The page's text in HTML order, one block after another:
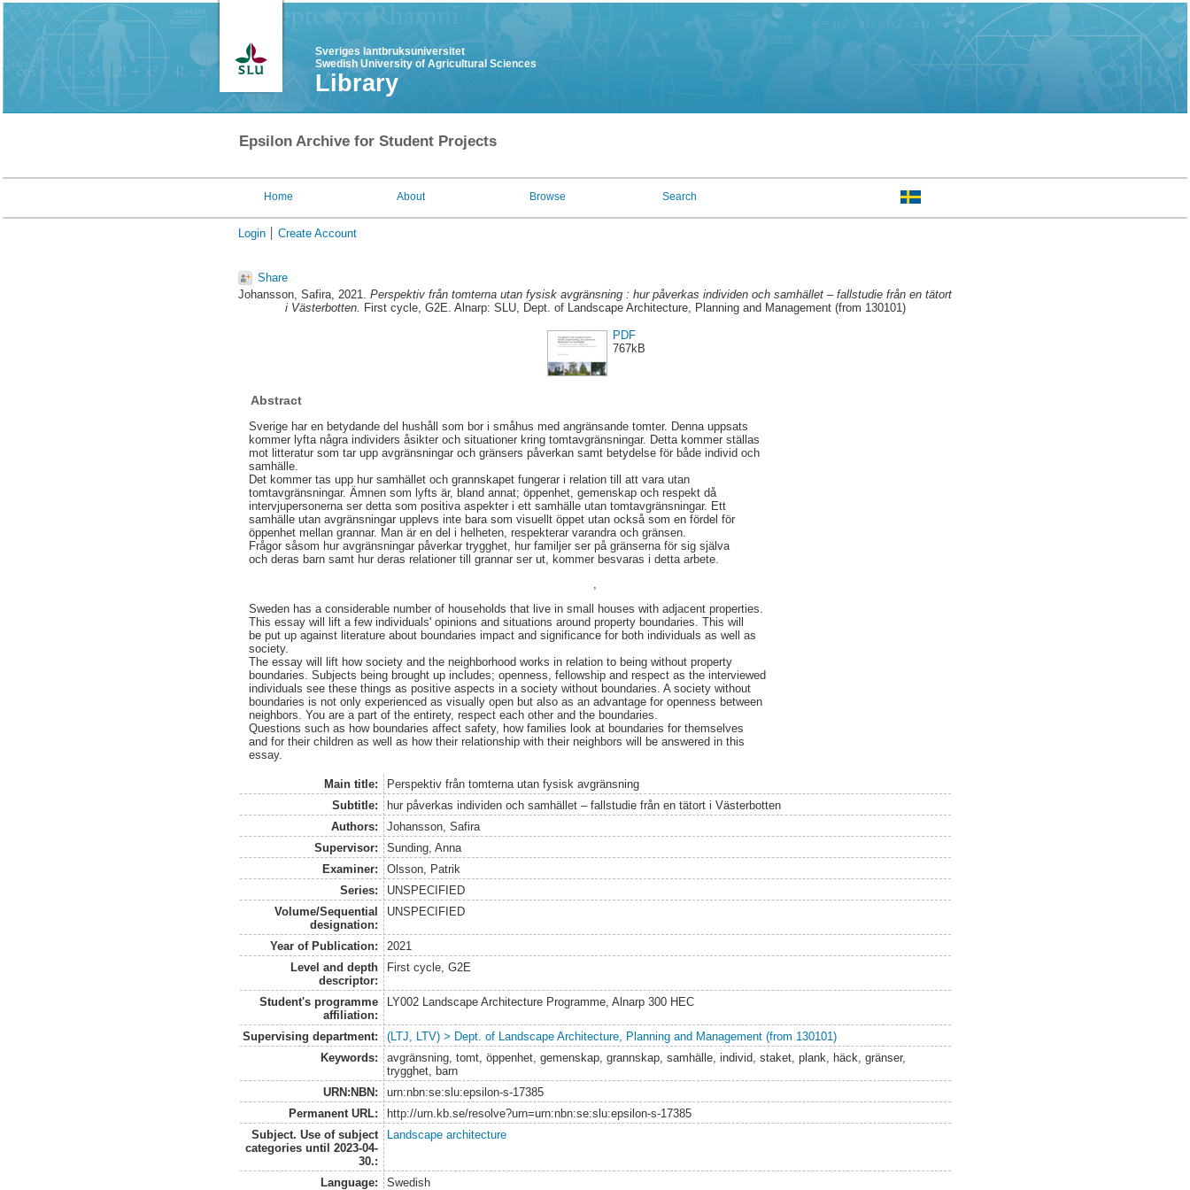
Sveriges lantbruksuniversitet
Swedish University of Agricultural Sciences
Library
Epsilon Archive for Student Projects
Home About Browse Search
Login Create Account
Share
Johansson, Safira, 2021. Perspektiv från tomterna utan fysisk avgränsning : hur påverkas individen och samhället – fallstudie från en tätort
i Västerbotten. First cycle, G2E. Alnarp: SLU, Dept. of Landscape Architecture, Planning and Management (from 130101)
PDF
767kB
Abstract
Sverige har en betydande del hushåll som bor i småhus med angränsande tomter. Denna uppsats
kommer lyfta några individers åsikter och situationer kring tomtavgränsningar. Detta kommer ställas
mot litteratur som tar upp avgränsningar och gränsers påverkan samt betydelse för både individ och
samhälle.
Det kommer tas upp hur samhället och grannskapet fungerar i relation till att vara utan
tomtavgränsningar. Ämnen som lyfts är, bland annat; öppenhet, gemenskap och respekt då
intervjupersonerna ser detta som positiva aspekter i ett samhälle utan tomtavgränsningar. Ett
samhälle utan avgränsningar upplevs inte bara som visuellt öppet utan också som en fördel för
öppenhet mellan grannar. Man är en del i helheten, respekterar varandra och gränsen.
Frågor såsom hur avgränsningar påverkar trygghet, hur familjer ser på gränserna för sig själva
och deras barn samt hur deras relationer till grannar ser ut, kommer besvaras i detta arbete.
Sweden has a considerable number of households that live in small houses with adjacent properties.
This essay will lift a few individuals' opinions and situations around property boundaries. This will
be put up against literature about boundaries impact and significance for both individuals as well as
society.
The essay will lift how society and the neighborhood works in relation to being without property
boundaries. Subjects being brought up includes; openness, fellowship and respect as the interviewed
individuals see these things as positive aspects in a society without boundaries. A society without
boundaries is not only experienced as visually open but also as an advantage for openness between
neighbors. You are a part of the entirety, respect each other and the boundaries.
Questions such as how boundaries affect safety, how families look at boundaries for themselves
and for their children as well as how their relationship with their neighbors will be answered in this
essay.
Main title:
Perspektiv från tomterna utan fysisk avgränsning
Subtitle:
hur påverkas individen och samhället – fallstudie från en tätort i Västerbotten
Authors:
Johansson, Safira
Supervisor:
Sunding, Anna
Examiner:
Olsson, Patrik
Series:
UNSPECIFIED
Volume/Sequential
designation:
UNSPECIFIED
Year of Publication:
2021
Level and depth
descriptor:
First cycle, G2E
Student's programme
affiliation:
LY002 Landscape Architecture Programme, Alnarp 300 HEC
Supervising department:
(LTJ, LTV) > Dept. of Landscape Architecture, Planning and Management (from 130101)
Keywords:
avgränsning, tomt, öppenhet, gemenskap, grannskap, samhälle, individ, staket, plank, häck, gränser,
trygghet, barn
URN:NBN:
urn:nbn:se:slu:epsilon-s-17385
Permanent URL:
http://urn.kb.se/resolve?urn=urn:nbn:se:slu:epsilon-s-17385
Subject. Use of subject
categories until 2023-04-
30.:
Landscape architecture
Language: Swedish